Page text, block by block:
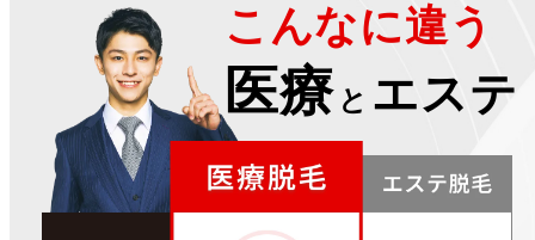
こんなに違う
医療 と エステ